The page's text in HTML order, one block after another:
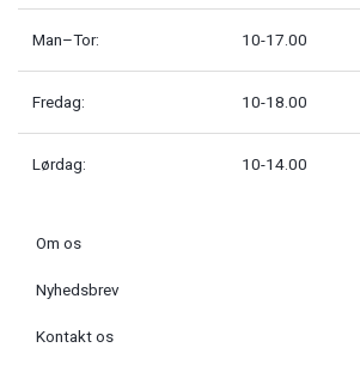
Man–Tor: 10-17.00
Fredag: 10-18.00
Lørdag: 10-14.00
Om os
Nyhedsbrev
Kontakt os